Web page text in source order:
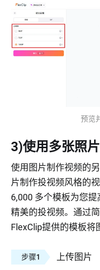
预览
3)使用多张照
使用图片制作视频的
片制作投视频风格的
6,000 多个模板为您
精美的投视频。通过
FlexClip提供的模板将
步骤1 上传图片